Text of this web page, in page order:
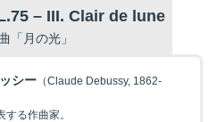
– III. Clair de lune
「月の光」
シー（Claude Debussy, 1862-
る作曲家。